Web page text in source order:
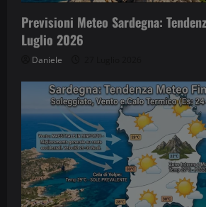
Previsioni Meteo Sardegna:
Luglio 2026
Daniele